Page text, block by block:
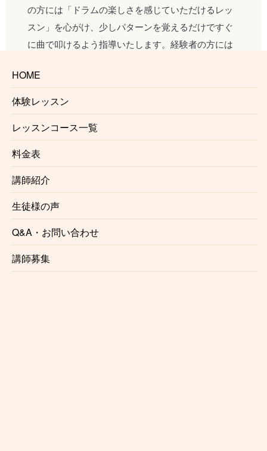
HOME
体験レッスン
レッスンコース一覧
料金表
講師紹介
生徒様の声
Q&A・お問い合わせ
講師募集
の方には「ドラムの楽しさを感じていただけるレッ
スン」を心がけ、少しパターンを覚えるだけですぐ
に曲で叩けるよう指導いたします。経験者の方には
します。プロ志向の方には、中長期的に上達するメ
ソッドをお教えいたします。
対応ジャンル・楽器
ポップス、ロック、R&B、ジャズ、フュージョン、
ブルース、ゴスペル、サンバ、ボサノバなど幅広い
ジャンルに対応。カホンレッスンも承っておりま
す。